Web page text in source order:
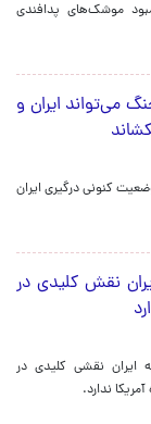
موشک‌های پدافندی
می‌تواند ایران و
کنونی درگیری ایران
نقش کلیدی در
ایران نقشی کلیدی در
ندارد.